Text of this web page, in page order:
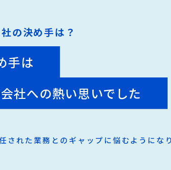
の決め手は？
手は
社への熱い思いでした
された業務とのギャップに悩むようにな